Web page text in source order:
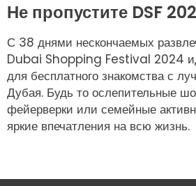
Не пропустите DSF
С 38 днями нескончаемых
Dubai Shopping Festival 2024
для бесплатного знакомства с
Дубая. Будь то ослепительные
фейерверки или семейные
яркие впечатления на всю жизнь.